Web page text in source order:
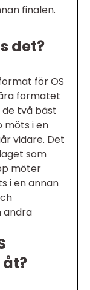
finalen.
det?
för OS
formatet
två bäst
möts i en
vidare. Det
som
möter
i en annan
andra